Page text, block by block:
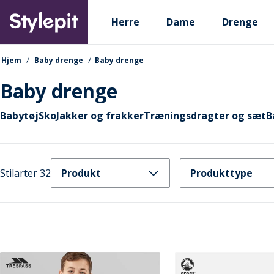
main
content
Primary departments
Herre Dame Drenge
navigationssti
Hjem Baby drenge Baby drenge
Baby drenge
Hurtige links
BabytøjSkoJakker og frakkerTræningsdragter og sæt
Stilarter 32 Produkt Produkttype